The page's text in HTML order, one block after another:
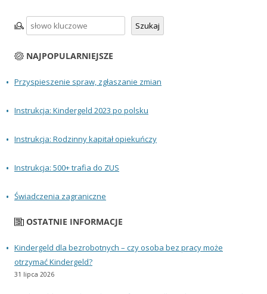
Szukaj Szukaj
NAJPOPULARNIEJSZE
Przyspieszenie spraw, zgłaszanie zmian
Instrukcja: Kindergeld 2023 po polsku
Instrukcja: Rodzinny kapitał opiekuńczy
Instrukcja: 500+ trafia do ZUS
Świadczenia zagraniczne
OSTATNIE INFORMACJE
Kindergeld dla bezrobotnych – czy osoba bez pracy może
otrzymać Kindergeld?
31 lipca 2026